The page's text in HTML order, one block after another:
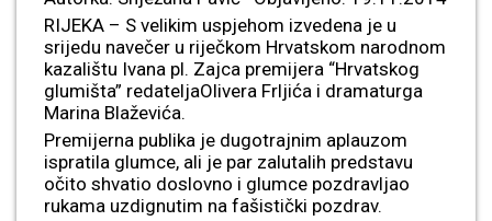
RIJEKA – S velikim uspjehom izvedena je u
srijedu navečer u riječkom Hrvatskom narodnom
kazalištu Ivana pl. Zajca premijera “Hrvatskog
glumišta” redateljaOlivera Frljića i dramaturga
Marina Blaževića.
Premijerna publika je dugotrajnim aplauzom
ispratila glumce, ali je par zalutalih predstavu
očito shvatio doslovno i glumce pozdravljao
rukama uzdignutim na fašistički pozdrav.